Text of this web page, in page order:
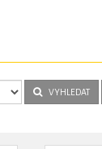
VYHLEDAT